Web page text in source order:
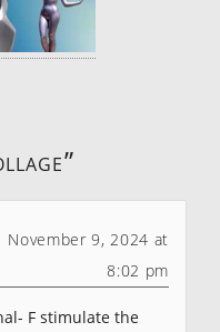
”
November 9, 2024 at
8:02 pm
F stimulate the